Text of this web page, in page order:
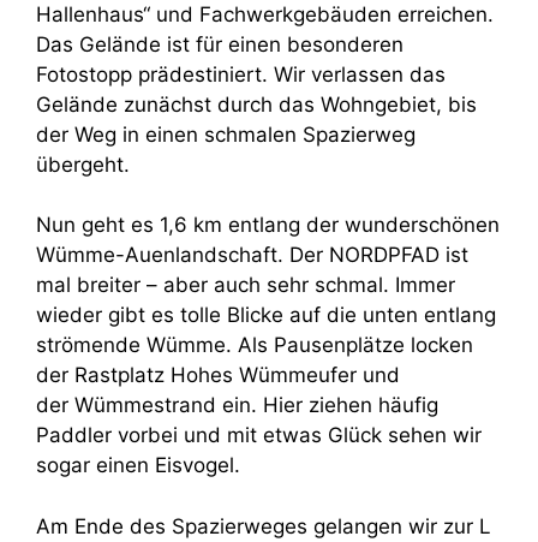
Hallenhaus“ und Fachwerkgebäuden erreichen.
Das Gelände ist für einen besonderen
Fotostopp prädestiniert. Wir verlassen das
Gelände zunächst durch das Wohngebiet, bis
der Weg in einen schmalen Spazierweg
übergeht.
Nun geht es 1,6 km entlang der wunderschönen
Wümme-Auenlandschaft. Der NORDPFAD ist
mal breiter – aber auch sehr schmal. Immer
wieder gibt es tolle Blicke auf die unten entlang
strömende Wümme. Als Pausenplätze locken
der Rastplatz Hohes Wümmeufer und
der Wümmestrand ein. Hier ziehen häufig
Paddler vorbei und mit etwas Glück sehen wir
sogar einen Eisvogel.
Am Ende des Spazierweges gelangen wir zur L